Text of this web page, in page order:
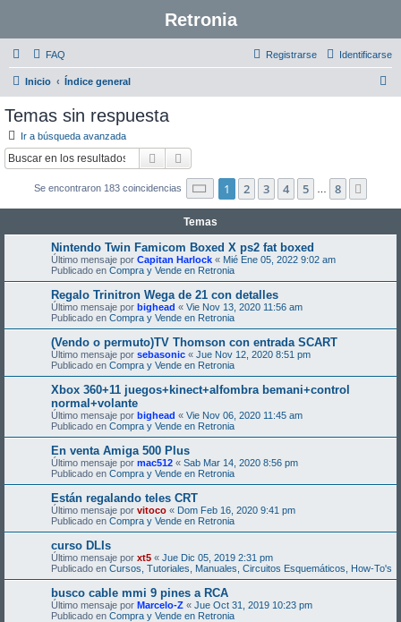
Retronia
FAQ Identificarse
Registrarse
Inicio Índice general
Temas sin respuesta
Ir a búsqueda avanzada
Buscar
Se encontraron 183 coincidencias Página de
1 2 3 4 5 8
Temas
Nintendo Twin Famicom Boxed X ps2 fat boxed
Último mensaje por Capitan Harlock « Mié Ene 05, 2022 9:02 am
Publicado en Compra y Vende en Retronia
Regalo Trinitron Wega de 21 con detalles
Último mensaje por bighead « Vie Nov 13, 2020 11:56 am
Publicado en Compra y Vende en Retronia
(Vendo o permuto)TV Thomson con entrada SCART
Último mensaje por sebasonic « Jue Nov 12, 2020 8:51 pm
Publicado en Compra y Vende en Retronia
Xbox 360+11 juegos+kinect+alfombra bemani+control
normal+volante
Último mensaje por bighead « Vie Nov 06, 2020 11:45 am
Publicado en Compra y Vende en Retronia
En venta Amiga 500 Plus
Último mensaje por mac512 « Sab Mar 14, 2020 8:56 pm
Publicado en Compra y Vende en Retronia
Están regalando teles CRT
Último mensaje por vitoco « Dom Feb 16, 2020 9:41 pm
Publicado en Compra y Vende en Retronia
curso DLIs
Último mensaje por xt5 « Jue Dic 05, 2019 2:31 pm
Publicado en Cursos, Tutoriales, Manuales, Circuitos Esquemáticos, How-To's
busco cable mmi 9 pines a RCA
Último mensaje por Marcelo-Z « Jue Oct 31, 2019 10:23 pm
Publicado en Compra y Vende en Retronia